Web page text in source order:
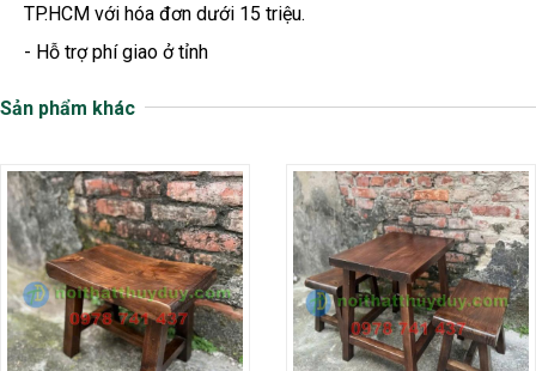
TP.HCM với hóa đơn dưới 15 triệu.
- Hỗ trợ phí giao ở tỉnh
Sản phẩm khác